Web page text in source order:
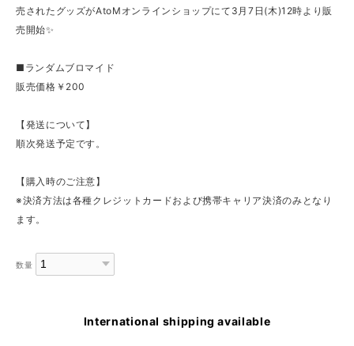
売されたグッズがAtoMオンラインショップにて3月7日(木)12時より販
売開始✨
■ランダムブロマイド
販売価格￥200
【発送について】
順次発送予定です。
【購入時のご注意】
※決済方法は各種クレジットカードおよび携帯キャリア決済のみとなり
ます。
数量
International shipping available